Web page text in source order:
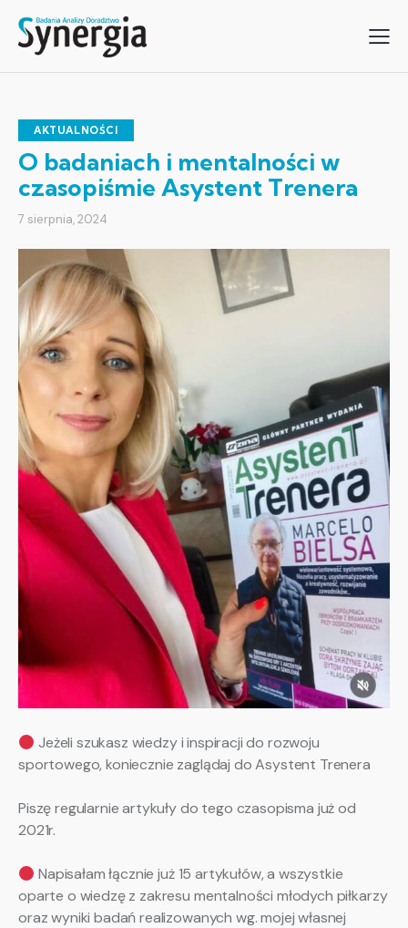
AKTUALNOŚCI
O badaniach i mentalności w
czasopiśmie Asystent Trenera
7 sierpnia, 2024
Jeżeli szukasz wiedzy i inspiracji do rozwoju
sportowego, koniecznie zaglądaj do Asystent Trenera
Piszę regularnie artykuły do tego czasopisma już od
2021r.
Napisałam łącznie już 15 artykułów, a wszystkie
oparte o wiedzę z zakresu mentalności młodych piłkarzy
oraz wyniki badań realizowanych wg. mojej własnej